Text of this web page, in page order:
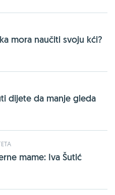
mora naučiti svoju kći?
dijete da manje gleda
mame: Iva Šutić